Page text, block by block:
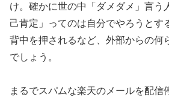
け。確かに世の中「ダメダメ」言う
己肯定」ってのは自分でやろうとす
背中を押されるなど、外部からの何
でしょう。
まるでスパムな楽天のメールを配信